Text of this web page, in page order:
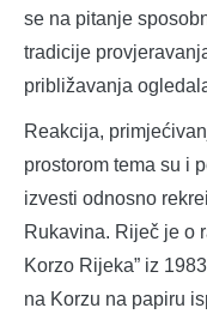
se na pitanje
tradicije
približavanja
Reakcija,
prostorom tema su i
izvesti odnosno
Rukavina. Riječ je o
Korzo Rijeka” iz
na Korzu na papiru